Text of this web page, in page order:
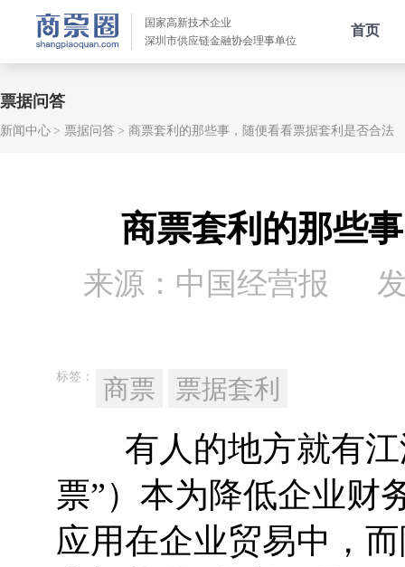
国家高新技术企业
深圳市供应链金融协会理事单位
首页
票据问答
新闻中心 票据问答 商票套利的那些事，随便看看票据套利是否合法
商票套利的那些
来源：中国经营报
标签： 商票 票据套利
有人的地方就有江
票”）本为降低企业财
应用在企业贸易中，